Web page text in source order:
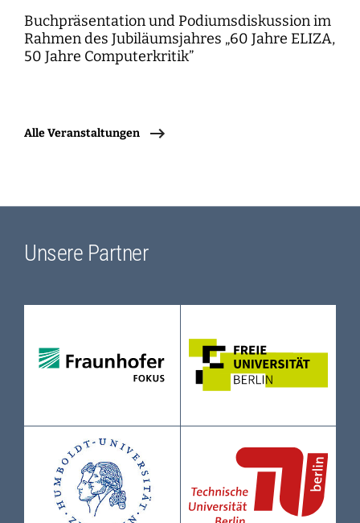
Buchpräsentation und Podiumsdiskussion im
Rahmen des Jubiläumsjahres „60 Jahre ELIZA,
50 Jahre Computerkritik”
Alle Veranstaltungen
Unsere Partner